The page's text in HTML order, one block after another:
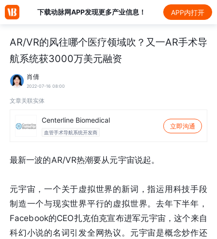
下载动脉网APP发现更多产业信息！ APP内打开
AR/VR的风往哪个医疗领域吹？又一AR手术导
航系统获3000万美元融资
肖倩
2022-07-16 08:00
文章关联实体
Centerline Biomedical
血管手术导航系统开发商
立即沟通
最新一波的AR/VR热潮要从元宇宙说起。
元宇宙，一个关于虚拟世界的新词，指运用科技手段
制造一个与现实世界平行的虚拟世界。去年下半年，
Facebook的CEO扎克伯克宣布进军元宇宙，这个来自
科幻小说的名词引发全网热议。元宇宙是概念炒作还